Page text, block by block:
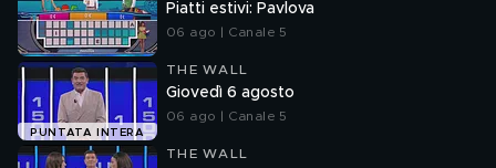
Piatti estivi: Pavlova
06 ago | Canale 5
PUNTATA INTERA
THE WALL
Giovedì 6 agosto
06 ago | Canale 5
THE WALL